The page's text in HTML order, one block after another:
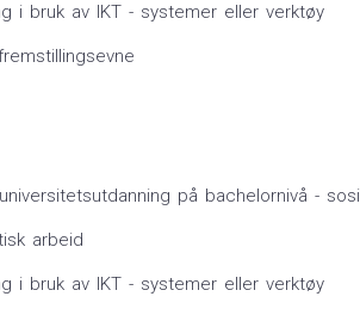
i bruk av IKT - systemer eller verktøy
på bachelornivå -
arbeid
i bruk av IKT - systemer eller verktøy